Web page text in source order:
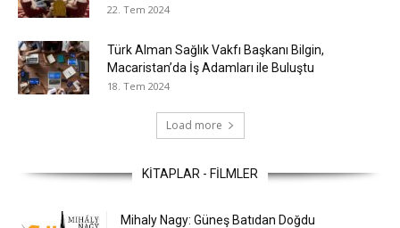
22. Tem 2024
Türk Alman Sağlık Vakfı Başkanı Bilgin,
Macaristan’da İş Adamları ile Buluştu
18. Tem 2024
Load more
KİTAPLAR - FİLMLER
Mihaly Nagy: Güneş Batıdan Doğdu